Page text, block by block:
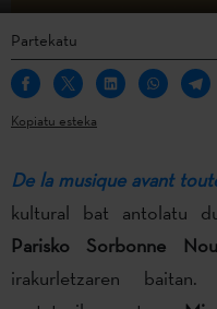
Partekatu
Kopiatu esteka
De la musique avant
kultural bat antolatu
Parisko Sorbonne
irakurletzaren